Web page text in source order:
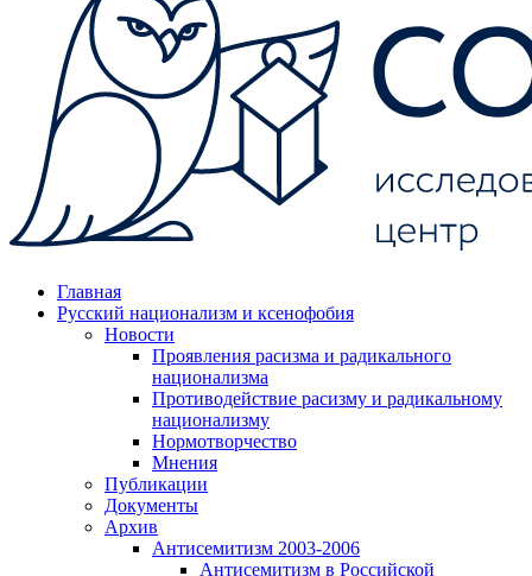
Главная
Русский национализм и ксенофобия
Новости
Проявления расизма и радикального
национализма
Противодействие расизму и радикальному
национализму
Нормотворчество
Мнения
Публикации
Документы
Архив
Антисемитизм 2003-2006
Антисемитизм в Российской